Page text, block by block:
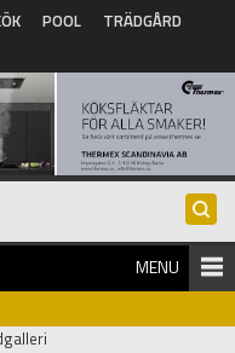
POOL
TRÄDGÅRD
MENU